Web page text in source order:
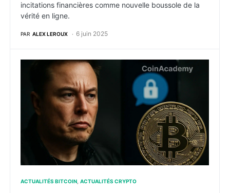
incitations financières comme nouvelle boussole de la
vérité en ligne.
PAR ALEX LEROUX 6 juin 2025
Musk lance XChat avec une “sécurité façon
ACTUALITÉS BITCOIN ACTUALITÉS CRYPTO